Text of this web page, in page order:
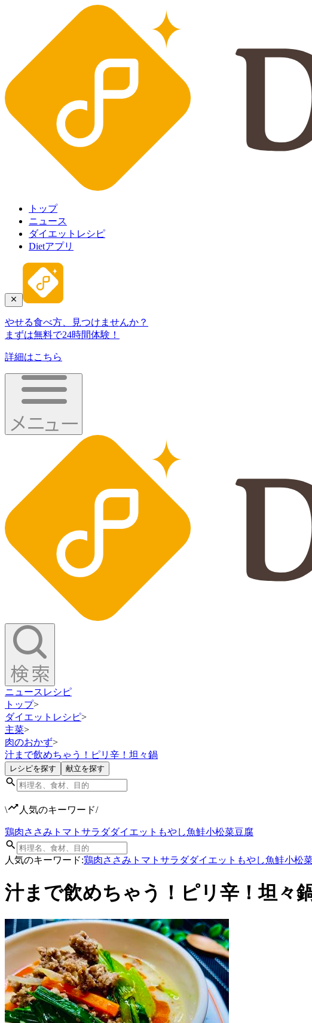
トップ
ニュース
ダイエットレシピ
Dietアプリ
やせる食べ方、見つけませんか？
まずは無料で24時間体験！
詳細はこちら
ニュース レシピ
トップ>
ダイエットレシピ>
主菜>
肉のおかず>
汁まで飲めちゃう！ピリ辛！坦々鍋
レシピを探す 献立を探す
\ 人気のキーワード/
鶏肉ささみ トマト サラダダイエット もやし魚鮭小松菜豆腐
人気のキーワード:鶏肉ささみ トマト サラダダイエット もやし魚鮭小松
汁まで飲めちゃう！ピリ辛！坦々